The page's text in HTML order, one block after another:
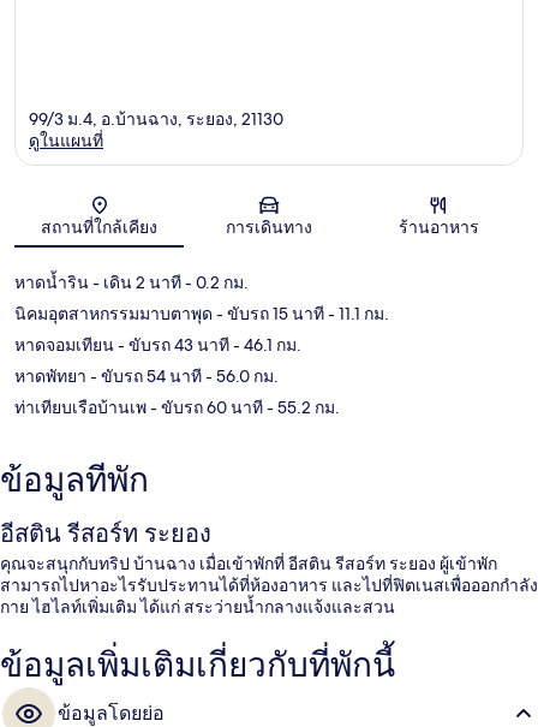
แผนที่
99/3 ม.4, อ.บ้านฉาง, ระยอง, 21130
ดูในแผนที่
สถานที่ใกล้เคียง การเดินทาง ร้านอาหาร
หาดน้ำริน- เดิน 2 นาที- 0.2 กม.
นิคมอุตสาหกรรมมาบตาพุด - ขับรถ 15 นาที- 11.1 กม.
หาดจอมเทียน- ขับรถ 43 นาที- 46.1 กม.
หาดพัทยา - ขับรถ 54 นาที- 56.0 กม.
ท่าเทียบเรือบ้านเพ- ขับรถ 60 นาที- 55.2 กม.
ข้อมูลที่พัก
อีสติน รีสอร์ท ระยอง
คุณจะสนุกกับทริป บ้านฉาง เมื่อเข้าพักที่ อีสติน รีสอร์ท ระยอง ผู้เข้าพัก
สามารถไปหาอะไรรับประทานได้ที่ห้องอาหาร และไปที่ฟิตเนสเพื่อออกกำลัง
กาย ไฮไลท์เพิ่มเติม ได้แก่ สระว่ายน้ำกลางแจ้งและสวน
ข้อมูลเพิ่มเติมเกี่ยวกับที่พักนี้
ข้อมูลโดยย่อ